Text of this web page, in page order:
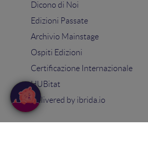
Dicono di Noi
Edizioni Passate
Archivio Mainstage
Ospiti Edizioni
Certificazione Internazionale
HUBitat
Delivered by ibrida.io